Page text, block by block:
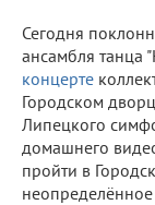
Сегодня
ансамбля танца
концерте
Городском
Липецкого
домашнего
пройти в